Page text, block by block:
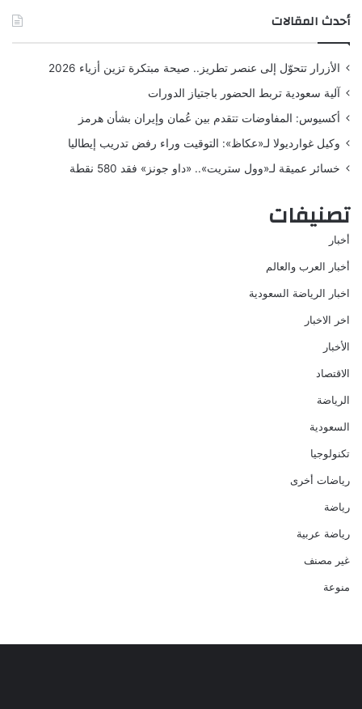
أحدث المقالات
الأزرار تتحوّل إلى عنصر تطريز.. صيحة مبتكرة تزين أزياء 2026
آلية سعودية تربط الحضور باجتياز الدورات
أكسيوس: المفاوضات تتقدم بين عُمان وإيران بشأن هرمز
وكيل غوارديولا لـ«عكاظ»: التوقيت وراء رفض تدريب إيطاليا
خسائر عميقة لـ«وول ستريت».. «داو جونز» فقد 580 نقطة
تصنيفات
أخبار
أخبار العرب والعالم
اخبار الرياضة السعودية
اخر الاخبار
الأخبار
الاقتصاد
الرياضة
السعودية
تكنولوجيا
رياضات أخرى
رياضة
رياضة عربية
غير مصنف
منوعة